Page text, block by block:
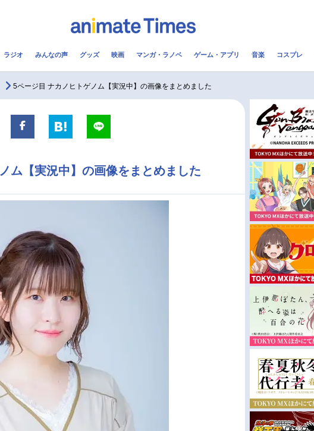
配信・Vtuber
実写化映画一覧
男性声優/女性声優一覧
今期アニメ曜日別一覧
春アニメ
夏アニメ
ラジオ みんなの声 グッズ 映画 マンガ・ラノベ ゲーム・アプリ 音楽 コスプレ
5ページ目 ナカノヒトゲノム【実況中】の画像をまとめました
ム【実況中】の画像をまとめました